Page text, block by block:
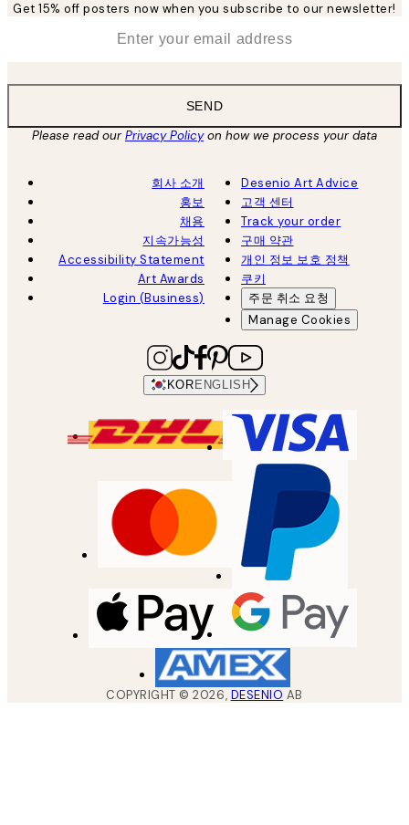
Get 15% off posters now when you subscribe to our newsletter!
SEND
Please read ourPrivacy Policyon how we process your data
회사 소개
홍보
채용
지속가능성
Accessibility Statement
Art Awards
Login (Business)
Desenio Art Advice
고객 센터
Track your order
구매 약관
개인 정보 보호 정책
쿠키
주문 취소 요청
Manage Cookies
KOR ENGLISH
COPYRIGHT ©2026, DESENIO AB